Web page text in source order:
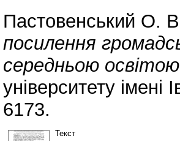
Пастовенський О.
посилення
середньою
університету
6173.
Текст